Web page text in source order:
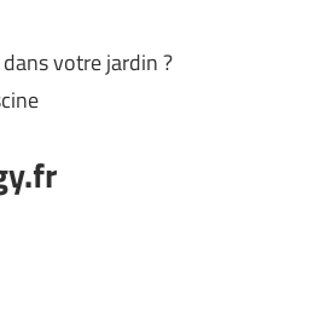
votre jardin ?